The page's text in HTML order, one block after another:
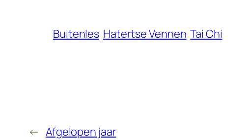
Buitenles Hatertse Vennen Tai Chi
← Afgelopen jaar